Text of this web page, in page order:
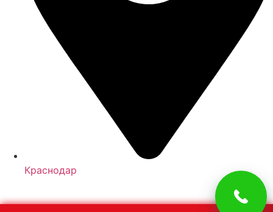
Краснодар